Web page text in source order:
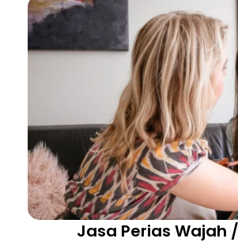
Jasa Perias Wajah